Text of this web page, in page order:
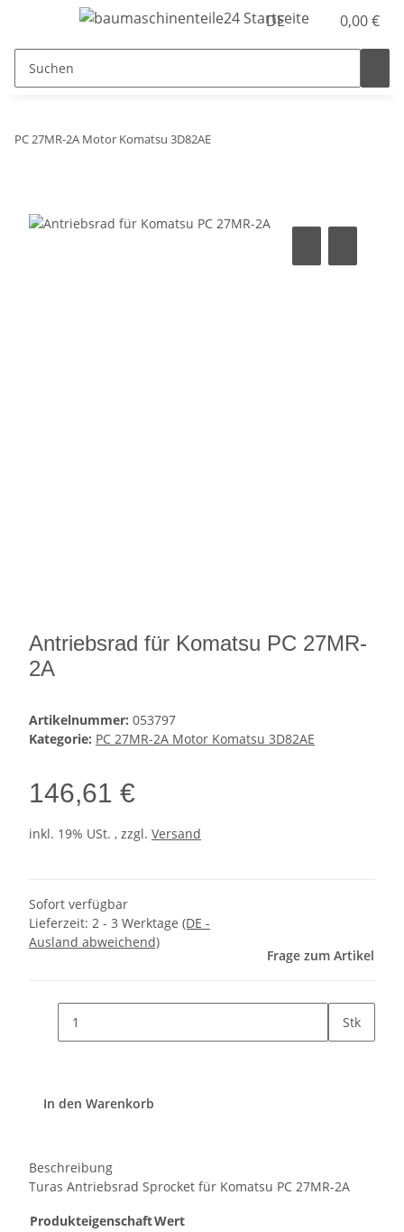
DE 0,00 €
PC 27MR-2A Motor Komatsu 3D82AE
Antriebsrad für Komatsu PC 27MR-
2A
Artikelnummer: 053797
Kategorie: PC 27MR-2A Motor Komatsu 3D82AE
146,61 €
inkl. 19% USt. , zzgl. Versand
Sofort verfügbar
Lieferzeit: 2 - 3 Werktage (DE -
Ausland abweichend)
Frage zum Artikel
Stk
In den Warenkorb
Beschreibung
Turas Antriebsrad Sprocket für Komatsu PC 27MR-2A
ProdukteigenschaftWert